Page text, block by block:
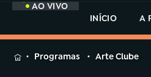
AO VIVO
INÍCIO
A
MENUProgramas Arte Clube